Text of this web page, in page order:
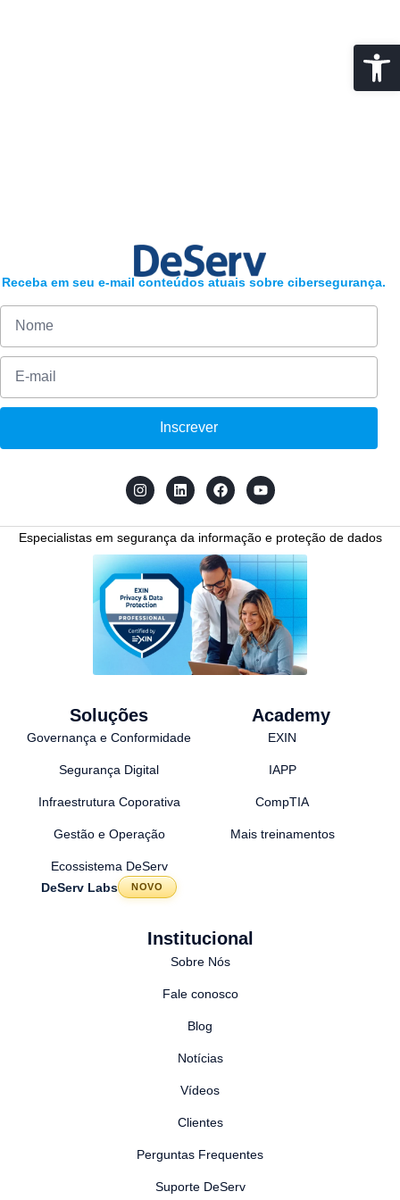
Receba em seu e-mail conteúdos atuais sobre cibersegurança.
Inscrever
Especialistas em segurança da informação e proteção de dados
Soluções
Governança e Conformidade
Segurança Digital
Infraestrutura Coporativa
Gestão e Operação
Ecossistema DeServ
DeServ Labs
NOVO
Academy
EXIN
IAPP
CompTIA
Mais treinamentos
Institucional
Sobre Nós
Fale conosco
Blog
Notícias
Vídeos
Clientes
Perguntas Frequentes
Suporte DeServ
Abrir